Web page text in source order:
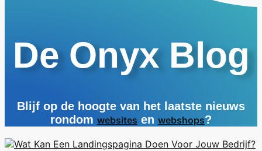
De Onyx Blog
Blijf op de hoogte van het laatste nieuws
rondom websites en webshops?